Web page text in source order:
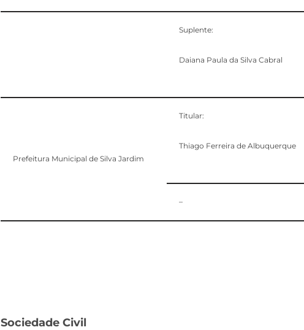
Suplente:
Daiana Paula da Silva Cabral
Prefeitura Municipal de Silva Jardim
Titular:
Thiago Ferreira de Albuquerque
–
Sociedade Civil